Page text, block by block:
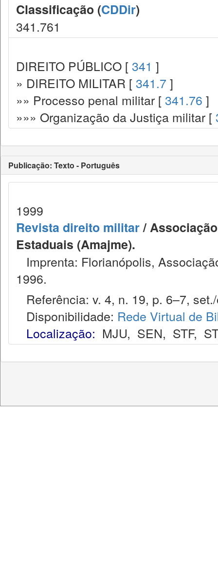
Classificação (CDDir)
341.761
DIREITO PÚBLICO [ 341 ]
» DIREITO MILITAR [ 341.7 ]
»» Processo penal militar [ 341.76 ]
»»» Organização da Justiça militar [
Publicação: Texto - Português
1999
Revista direito militar/
Estaduais (Amajme).
Imprenta: Florianópolis,
1996.
Referência: v. 4, n. 19, p. 6–7,
Disponibilidade: Rede Virtual de
Localização: MJU, SEN, STF,